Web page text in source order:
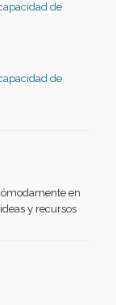
de
de
en
y recursos